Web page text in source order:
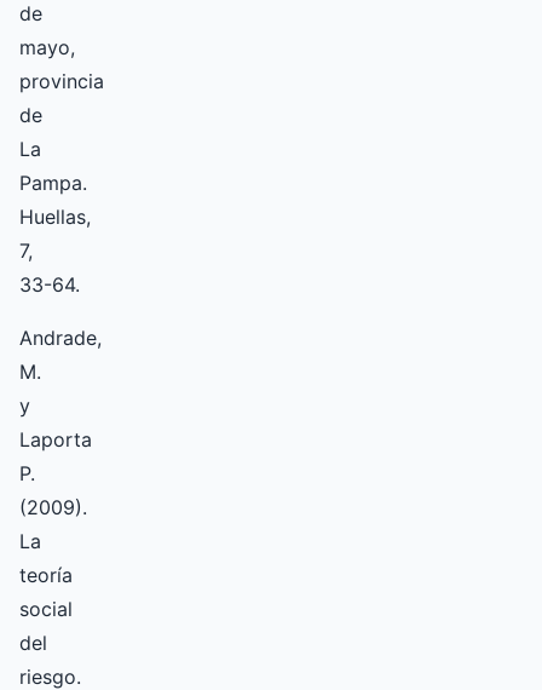
de
mayo,
provincia
de
La
Pampa.
Huellas,
7,
33­-64.
Andrade,
M.
y
Laporta
P.
(2009).
La
teoría
social
del
riesgo.